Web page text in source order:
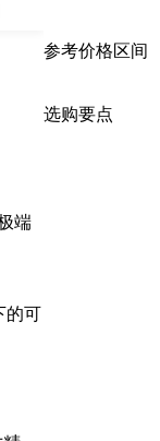
端
的可
参考价格区间
选购要点